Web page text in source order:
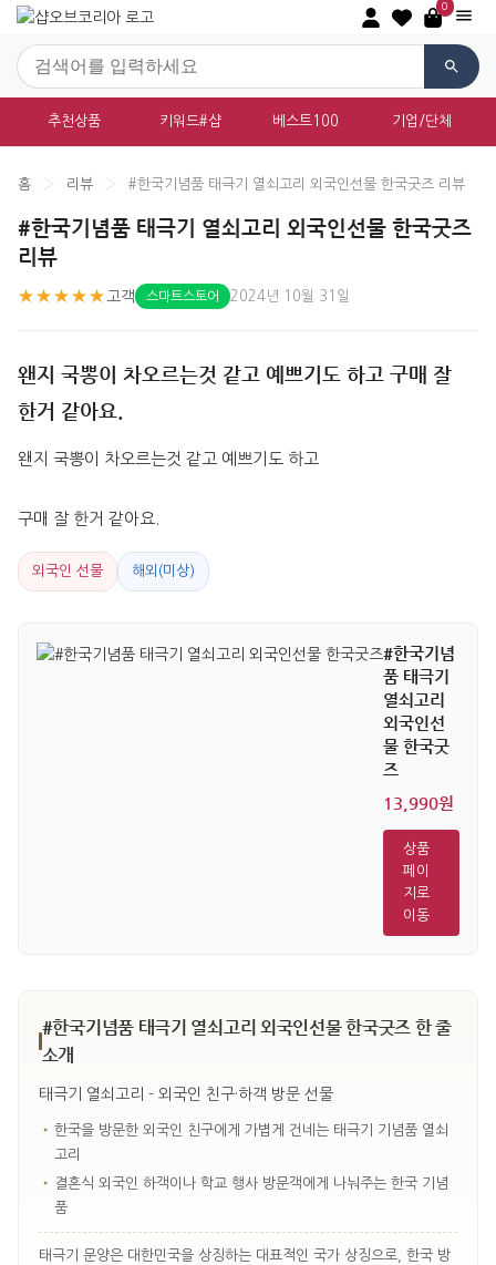
0
추천상품 키워드#샵 베스트100 기업/단체
홈 › 리뷰 › #한국기념품 태극기 열쇠고리 외국인선물 한국굿즈 리뷰
#한국기념품 태극기 열쇠고리 외국인선물 한국굿즈
리뷰
★★★★★ 고객 스마트스토어 2024년 10월 31일
왠지 국뽕이 차오르는것 같고 예쁘기도 하고 구매 잘
한거 같아요.
왠지 국뽕이 차오르는것 같고 예쁘기도 하고
구매 잘 한거 같아요.
외국인 선물 해외(미상)
#한국기념
품 태극기
열쇠고리
외국인선
물 한국굿
즈
13,990원
상품
페이
지로
이동
#한국기념품 태극기 열쇠고리 외국인선물 한국굿즈 한 줄
소개
태극기 열쇠고리 - 외국인 친구·하객 방문 선물
• 한국을 방문한 외국인 친구에게 가볍게 건네는 태극기 기념품 열쇠
고리
• 결혼식 외국인 하객이나 학교 행사 방문객에게 나눠주는 한국 기념
품
태극기 문양은 대한민국을 상징하는 대표적인 국가 상징으로, 한국 방